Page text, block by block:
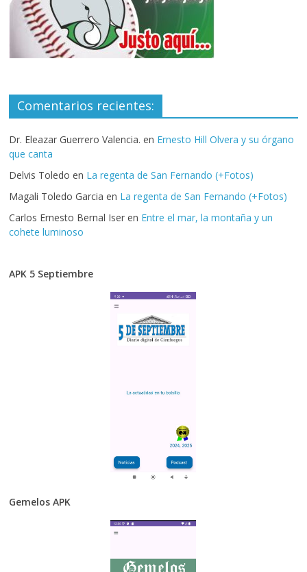
Comentarios recientes:
Dr. Eleazar Guerrero Valencia. en Ernesto Hill Olvera y su órgano
que canta
Delvis Toledo en La regenta de San Fernando (+Fotos)
Magali Toledo Garcia en La regenta de San Fernando (+Fotos)
Carlos Ernesto Bernal Iser en Entre el mar, la montaña y un
cohete luminoso
APK 5 Septiembre
Gemelos APK